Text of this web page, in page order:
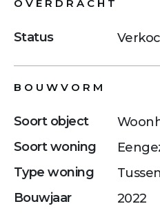
OVERDRACHT
Status
BOUWVORM
Soort object
Soort woning
Type woning
Bouwjaar
2022